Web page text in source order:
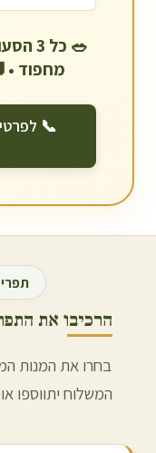
🥗
מחפוד •
תפריט
הרכיבו את
בחרו את המנות
המשלוח יתווספו